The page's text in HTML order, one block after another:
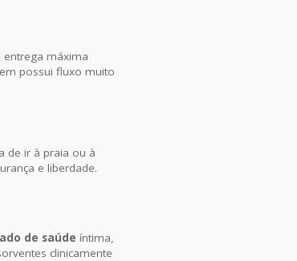
entrega máxima
possui fluxo muito
de ir à praia ou à
e liberdade.
de saúde íntima,
clinicamente